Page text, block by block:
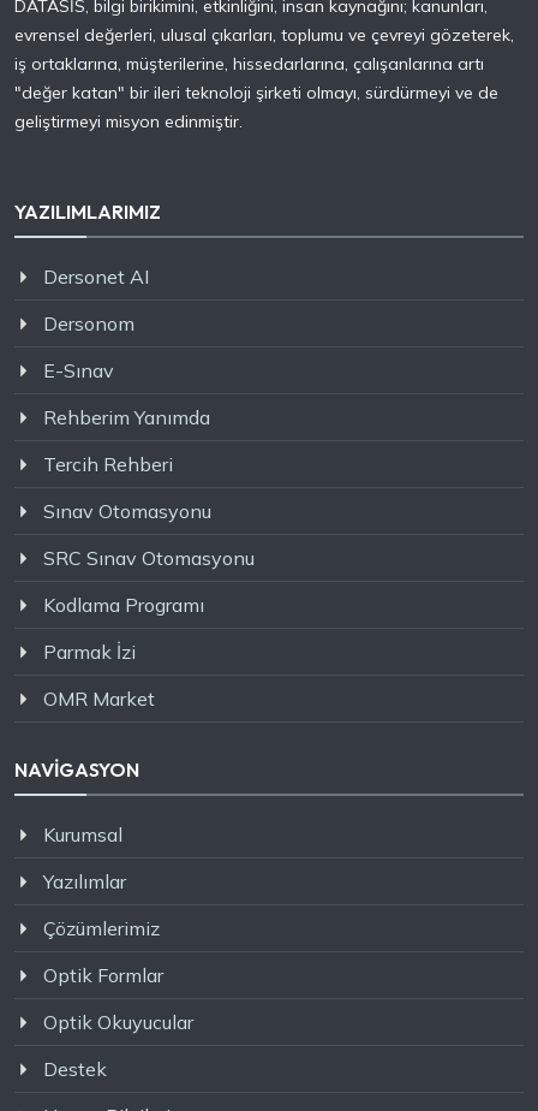
DATASİS, bilgi birikimini, etkinliğini, insan kaynağını; kanunları,
evrensel değerleri, ulusal çıkarları, toplumu ve çevreyi gözeterek,
iş ortaklarına, müşterilerine, hissedarlarına, çalışanlarına artı
"değer katan" bir ileri teknoloji şirketi olmayı, sürdürmeyi ve de
geliştirmeyi misyon edinmiştir.
YAZILIMLARIMIZ
Dersonet AI
Dersonom
E-Sınav
Rehberim Yanımda
Tercih Rehberi
Sınav Otomasyonu
SRC Sınav Otomasyonu
Kodlama Programı
Parmak İzi
OMR Market
NAVİGASYON
Kurumsal
Yazılımlar
Çözümlerimiz
Optik Formlar
Optik Okuyucular
Destek